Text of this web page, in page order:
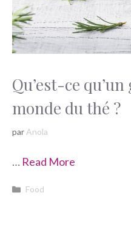
Qu’est-ce
monde du thé ?
par Anola
… Read More
Catégories
Food